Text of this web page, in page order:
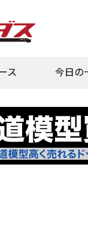
ス 今日の